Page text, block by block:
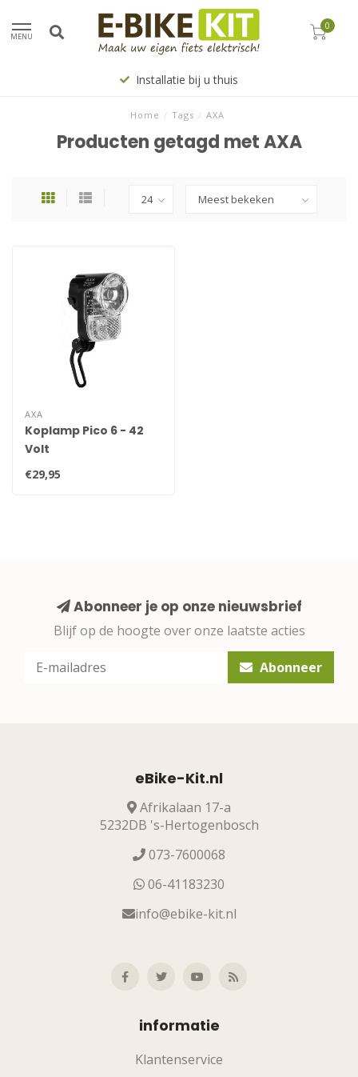
MENU
0
Installatie bij u thuis
Home / Tags / AXA
Producten getagd met AXA
AXA
Koplamp Pico 6 - 42
Volt
€29,95
Abonneer je op onze nieuwsbrief
Blijf op de hoogte over onze laatste acties
Abonneer
eBike-Kit.nl
Afrikalaan 17-a
5232DB 's-Hertogenbosch
073-7600068
06-41183230
info@ebike-kit.nl
informatie
Klantenservice